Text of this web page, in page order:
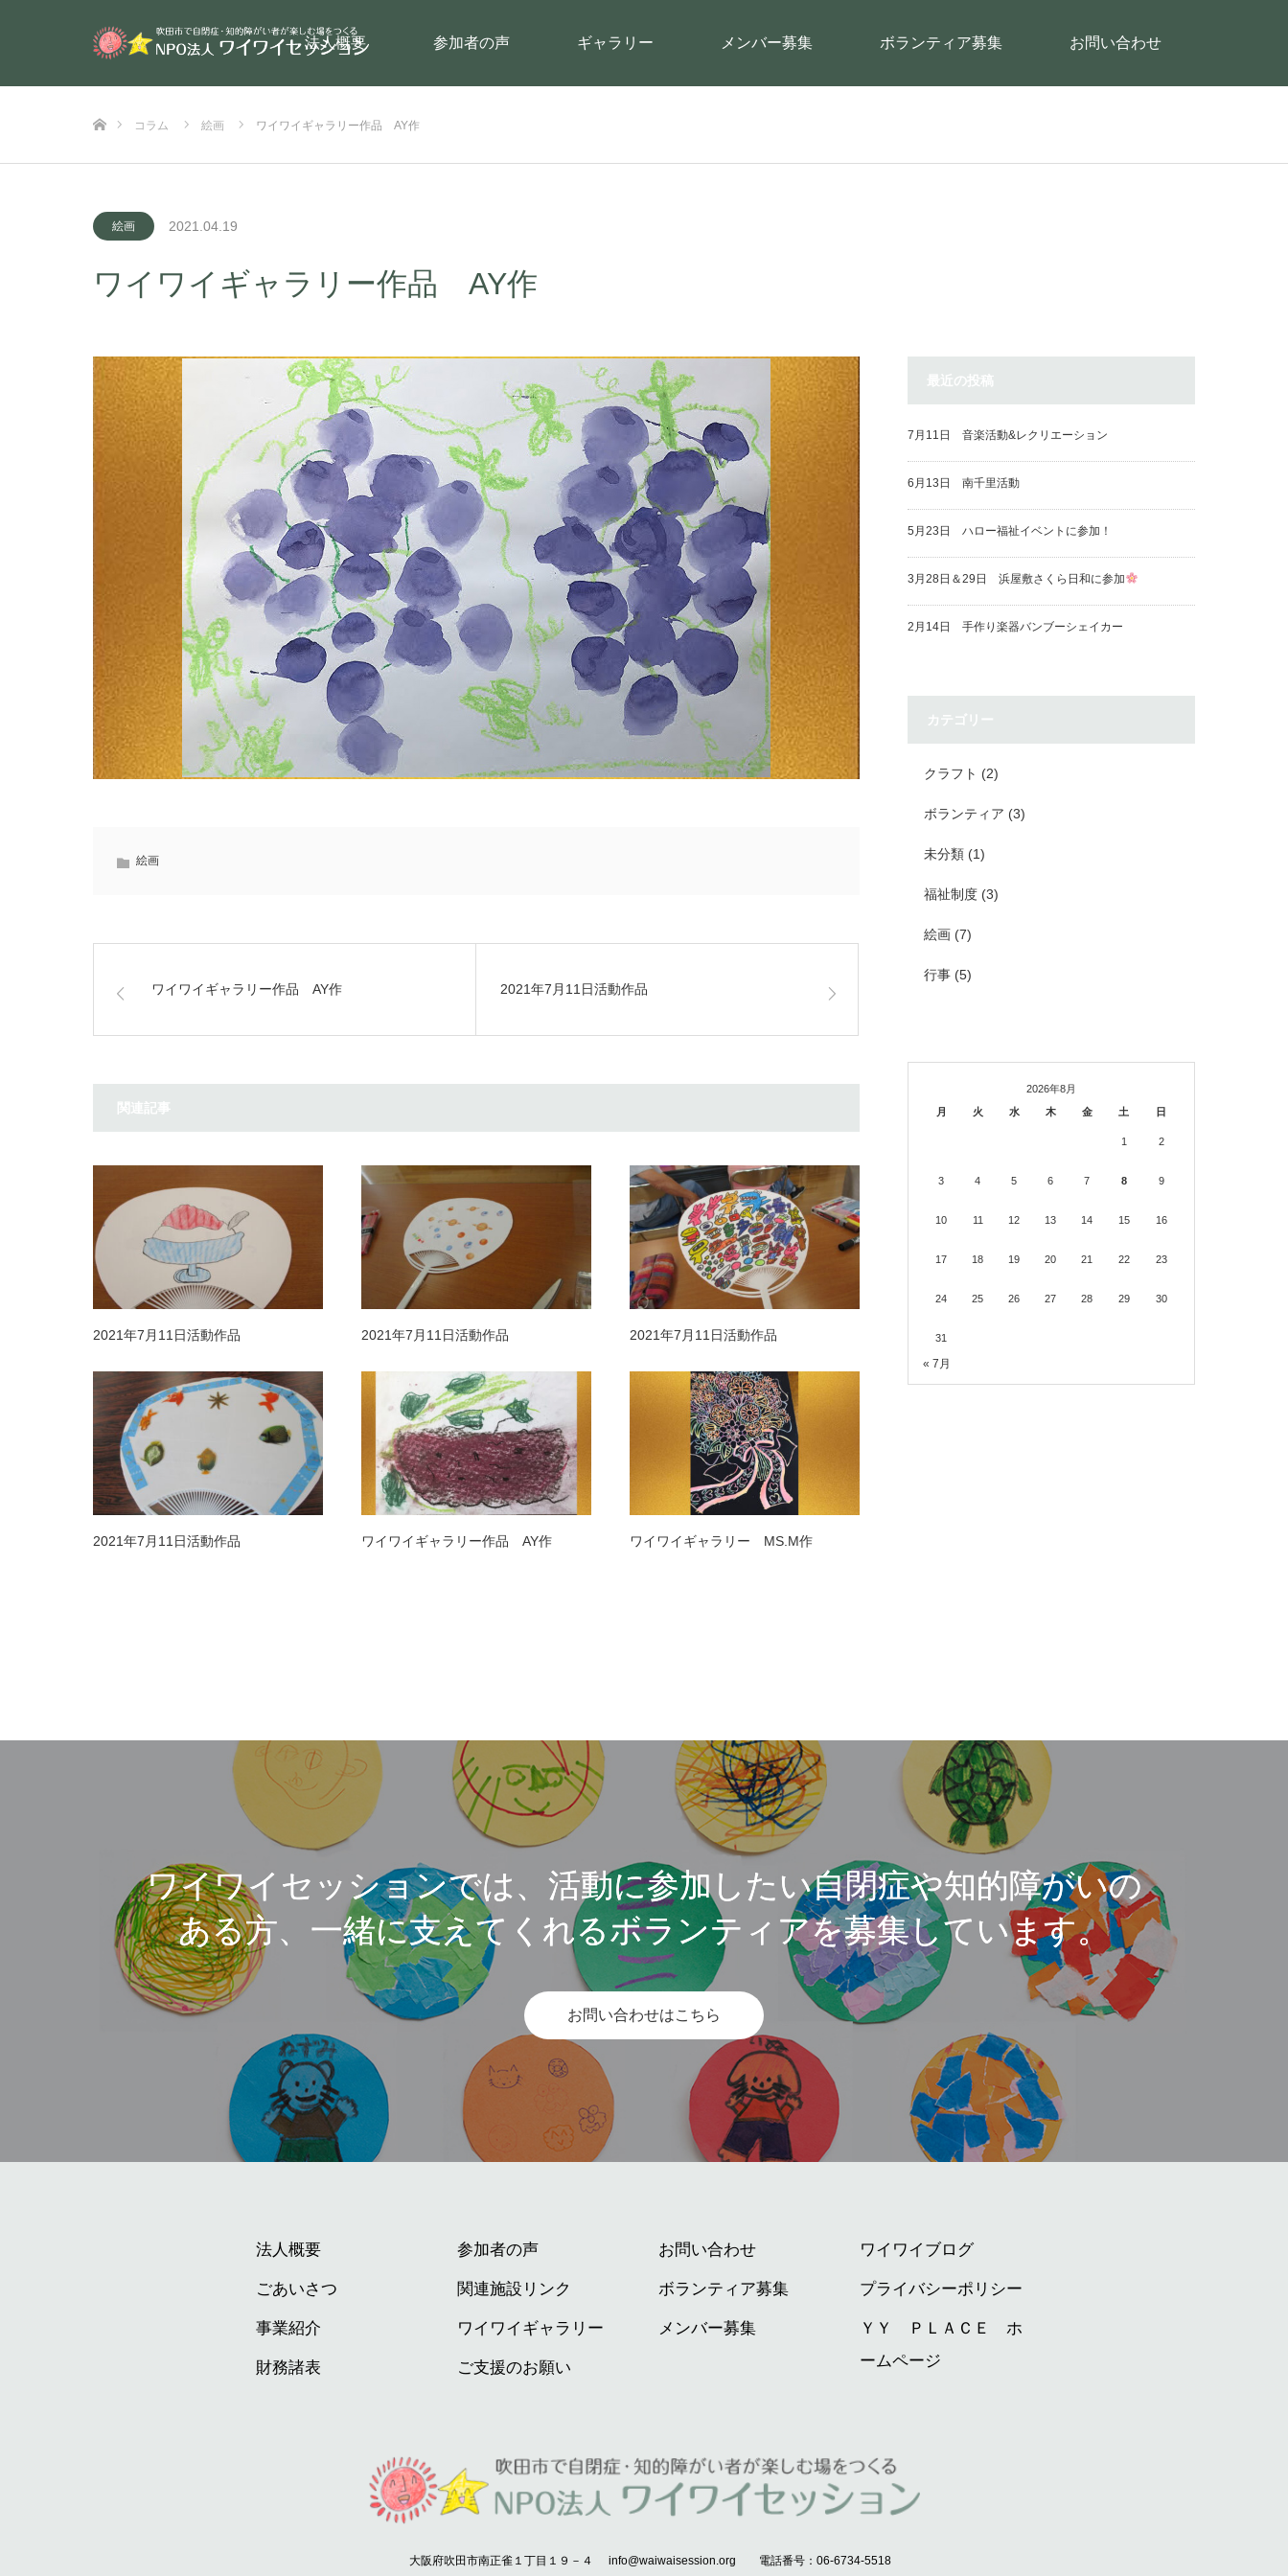
法人概要 参加者の声 ギャラリー メンバー募集 ボランティア募集 お問い合わせ
コラム 絵画 ワイワイギャラリー作品 AY作
絵画 2021.04.19
ワイワイギャラリー作品 AY作
絵画
ワイワイギャラリー作品 AY作 2021年7月11日活動作品
関連記事
2021年7月11日活動作品 2021年7月11日活動作品 2021年7月11日活動作品
2021年7月11日活動作品 ワイワイギャラリー作品 AY作 ワイワイギャラリー MS.M作
最近の投稿
7月11日 音楽活動&レクリエーション
6月13日 南千里活動
5月23日 ハロー福祉イベントに参加！
3月28日＆29日 浜屋敷さくら日和に参加
2月14日 手作り楽器バンブーシェイカー
カテゴリー
クラフト (2)
ボランティア (3)
未分類 (1)
福祉制度 (3)
絵画 (7)
行事 (5)
2026年8月
月
火 水 木 金 土 日
1 2
3 4 5 6 7 8 9
10 11 12 13 14 15 16
17 18 19 20 21 22 23
24 25 26 27 28 29 30
31
« 7月
ワイワイセッションでは、活動に参加したい自閉症や知的障がいの
ある方、一緒に支えてくれるボランティアを募集しています。
お問い合わせはこちら
法人概要
ごあいさつ
事業紹介
財務諸表
参加者の声
関連施設リンク
ワイワイギャラリー
ご支援のお願い
お問い合わせ
ボランティア募集
メンバー募集
ワイワイブログ
プライバシーポリシー
ＹＹ ＰＬＡＣＥ ホ
ームページ
大阪府吹田市南正雀１丁目１９－４ info@waiwaisession.org 電話番号：06-6734-5518